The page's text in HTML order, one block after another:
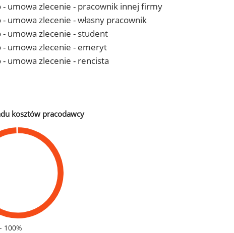
umowa zlecenie - pracownik innej firmy
umowa zlecenie - własny pracownik
umowa zlecenie - student
umowa zlecenie - emeryt
umowa zlecenie - rencista
kosztów pracodawcy
100%